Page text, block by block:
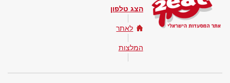
הצג טלפון
לאתר
המלצות